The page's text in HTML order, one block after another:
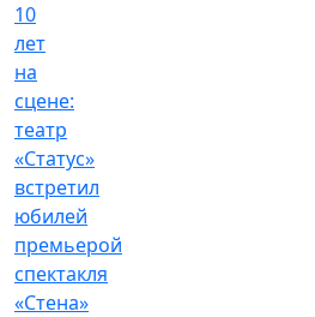
10
лет
на
сцене:
театр
«Статус»
встретил
юбилей
премьерой
спектакля
«Стена»